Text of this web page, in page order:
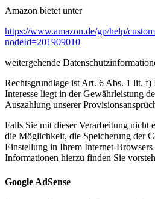
Amazon bietet unter
https://www.amazon.de/gp/help/
nodeId=201909010
weitergehende
Rechtsgrundlage ist Art. 6 Abs. 1 lit.
Interesse liegt in der Gewährleistung
Auszahlung unserer
Falls Sie mit dieser Verarbeitung nicht
die Möglichkeit, die Speicherung der
Einstellung in Ihrem Internet-
Informationen hierzu finden Sie
Google AdSense